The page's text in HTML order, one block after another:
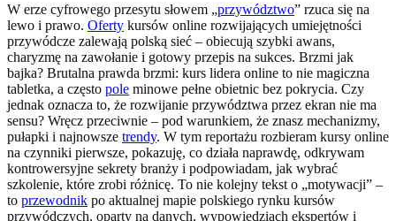
W erze cyfrowego przesytu słowem „przywództwo” rzuca się na
lewo i prawo. Oferty kursów online rozwijających umiejętności
przywódcze zalewają polską sieć – obiecują szybki awans,
charyzmę na zawołanie i gotowy przepis na sukces. Brzmi jak
bajka? Brutalna prawda brzmi: kurs lidera online to nie magiczna
tabletka, a często pole minowe pełne obietnic bez pokrycia. Czy
jednak oznacza to, że rozwijanie przywództwa przez ekran nie ma
sensu? Wręcz przeciwnie – pod warunkiem, że znasz mechanizmy,
pułapki i najnowsze trendy. W tym reportażu rozbieram kursy online
na czynniki pierwsze, pokazuję, co działa naprawdę, odkrywam
kontrowersyjne sekrety branży i podpowiadam, jak wybrać
szkolenie, które zrobi różnicę. To nie kolejny tekst o „motywacji” –
to przewodnik po aktualnej mapie polskiego rynku kursów
przywódczych, oparty na danych, wypowiedziach ekspertów i